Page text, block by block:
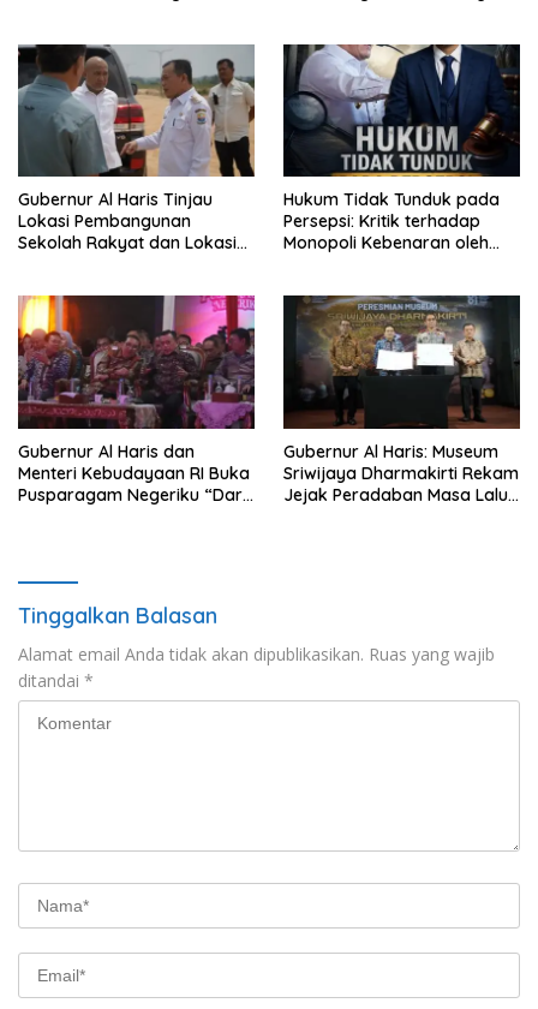
bisa jaga diri, 60% masa
depan sudah ada di tangan”
Gubernur Al Haris Tinjau
Lokasi Pembangunan
Sekolah Rakyat dan Lokasi
Hukum Tidak Tunduk pada
Persepsi: Kritik terhadap
Monopoli Kebenaran oleh
Gubernur Al Haris dan
Menteri Kebudayaan RI Buka
Pusparagam Negeriku “Dari
Gubernur Al Haris: Museum
Sriwijaya Dharmakirti Rekam
Jejak Peradaban Masa Lalu
Tinggalkan Balasan
Alamat email Anda tidak akan dipublikasikan. Ruas yang wajib
ditandai *